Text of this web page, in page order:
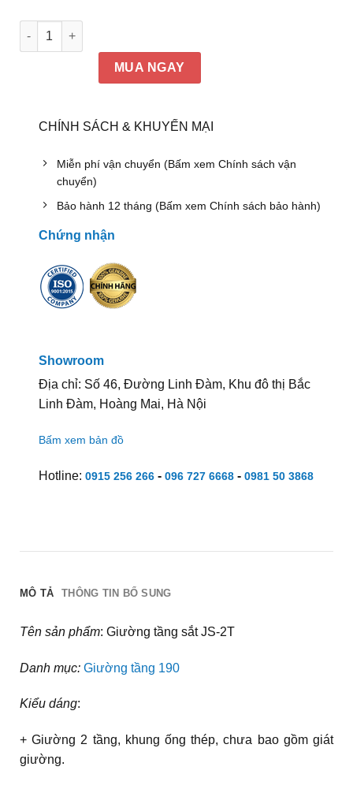
Giường tầng sắt 2 tầng 190 JS-2T số lượng
MUA NGAY
CHÍNH SÁCH & KHUYẾN MẠI
Miễn phí vận chuyển (Bấm xem Chính sách vận
chuyển)
Bảo hành 12 tháng (Bấm xem Chính sách bảo hành)
Chứng nhận
Showroom
Địa chỉ: Số 46, Đường Linh Đàm, Khu đô thị Bắc
Linh Đàm, Hoàng Mai, Hà Nội
Bấm xem bản đồ
Hotline: 0915 256 266- 096 727 6668- 0981 50 3868
MÔ TẢ THÔNG TIN BỔ SUNG
Tên sản phẩm: Giường tầng sắt JS-2T
Danh mục: Giường tầng 190
Kiểu dáng:
+ Giường 2 tầng, khung ống thép, chưa bao gồm giát
giường.